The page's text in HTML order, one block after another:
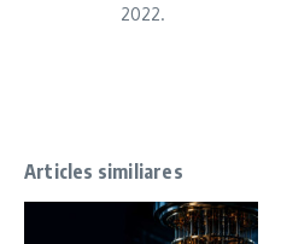
2022.
Articles similiares